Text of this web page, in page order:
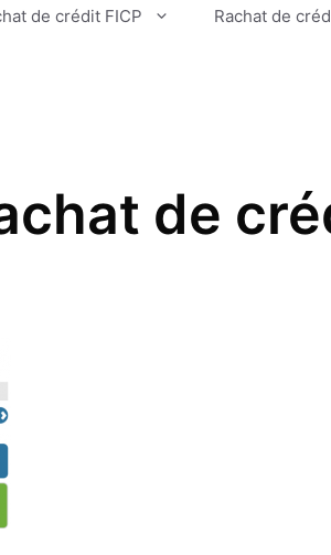
de crédit FICP Rachat de
de